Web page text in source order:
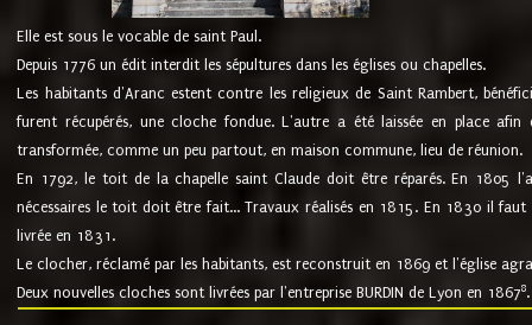
Elle est sous le vocable de saint Paul.
Depuis 1776 un édit interdit les sépultures dans les églises ou chapelles.
Les habitants d'Aranc estent contre les religieux de Saint Rambert,
furent récupérés, une cloche fondue. L'autre a été laissée en place
transformée, comme un peu partout, en maison commune, lieu de réunion.
En 1792, le toit de la chapelle saint Claude doit être réparés. En 1805
nécessaires le toit doit être fait... Travaux réalisés en 1815. En 1830 il
livrée en 1831.
Le clocher, réclamé par les habitants, est reconstruit en 1869 et l'église
Deux nouvelles cloches sont livrées par l'entreprise BURDIN de Lyon en 18678.